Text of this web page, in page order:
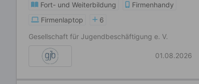
Fort- und Weiterbildung
Firmenhandy
Firmenlaptop
6
Gesellschaft für Jugendbeschäftigung e. V.
01.08.2026